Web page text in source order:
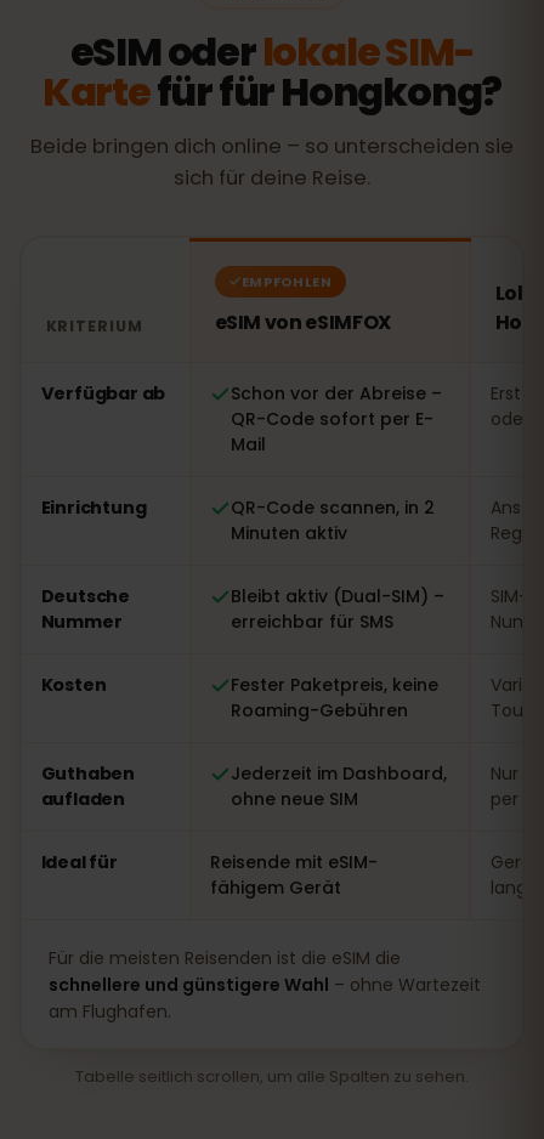
eSIM oderlokale SIM-
Kartefür für Hongkong?
Beide bringen dich online – so unterscheiden sie
sich für deine Reise.
KRITERIUM
EMPFOHLEN
eSIM von eSIMFOX
Verfügbar ab
Schon vor der Abreise –
QR-Code sofort per E-
Mail
Erst
oder
Einrichtung
QR-Code scannen, in 2
Minuten aktiv
Deutsche
Nummer
Bleibt aktiv (Dual-SIM) –
erreichbar für SMS
SIM-
Kosten
Fester Paketpreis, keine
Roaming-Gebühren
Guthaben
aufladen
Jederzeit im Dashboard,
ohne neue SIM
Nur
per
Ideal für
Reisende mit eSIM-
fähigem Gerät
Für die meisten Reisenden ist die eSIM die
schnellere und günstigere Wahl – ohne Wartezeit
am Flughafen.
Tabelle seitlich scrollen, um alle Spalten zu sehen.